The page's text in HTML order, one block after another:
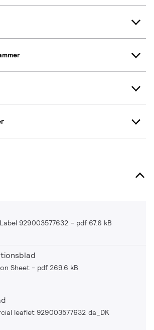
929003577632 pdf 67.6 kB
Sheet pdf 269.6 kB
leaflet 929003577632 da_DK